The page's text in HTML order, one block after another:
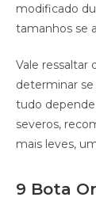
modificado
tamanhos se
Vale
determinar
tudo depende
severos,
mais leves,
9 Bota